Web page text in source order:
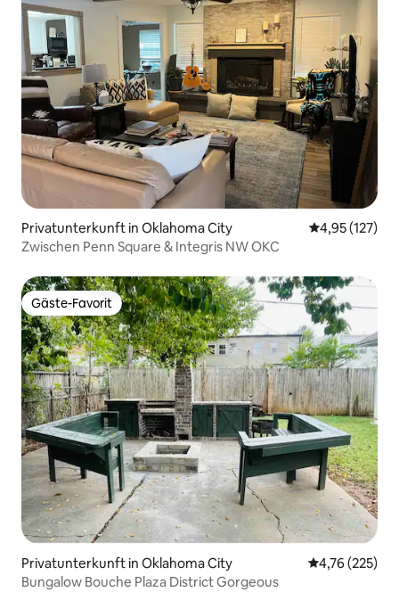
Privatunterkunft in Oklahoma City
4,95 (127)
Zwischen Penn Square & Integris NW OKC
Gäste-Favorit
Gäste-Favorit
Privatunterkunft in Oklahoma City
4,76 (225)
Bungalow Bouche Plaza District Gorgeous